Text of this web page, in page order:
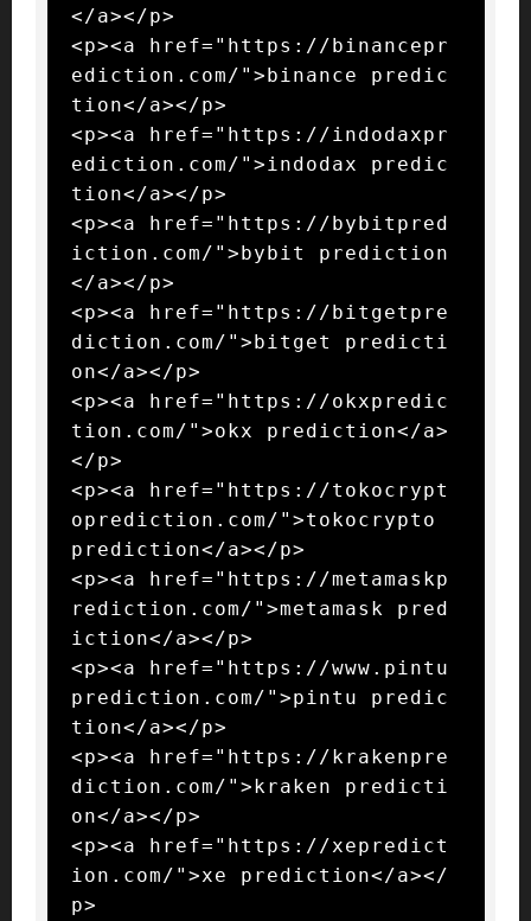
</a></p>
<p><a href="https://binancepr
ediction.com/">binance predic
tion</a></p>
<p><a href="https://indodaxpr
ediction.com/">indodax predic
tion</a></p>
<p><a href="https://bybitpred
iction.com/">bybit prediction
</a></p>
<p><a href="https://bitgetpre
diction.com/">bitget predicti
on</a></p>
<p><a href="https://okxpredic
tion.com/">okx prediction</a>
</p>
<p><a href="https://tokocrypt
oprediction.com/">tokocrypto
prediction</a></p>
<p><a href="https://metamaskp
rediction.com/">metamask pred
iction</a></p>
<p><a href="https://www.pintu
prediction.com/">pintu predic
tion</a></p>
<p><a href="https://krakenpre
diction.com/">kraken predicti
on</a></p>
<p><a href="https://xepredict
ion.com/">xe prediction</a></
p>